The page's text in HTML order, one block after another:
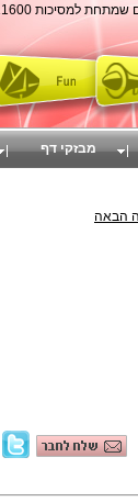
למסיכות #11600
הבאה
מבזקי דף